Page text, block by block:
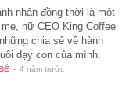
nhân đồng thời là một
nữ CEO King Coffee
chia sẻ về hành
dạy con của mình.
- 4 năm trước